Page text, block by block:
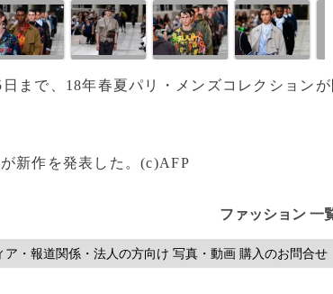
まで、18年春夏パリ・メンズコレクションが
新作を発表した。(c)AFP
ファッション 一
ア・報道関係・法人の方向け 写真・動画 購入のお問合せ